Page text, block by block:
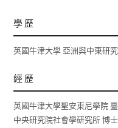
學歷
英國牛津大學 亞洲與中東研
經歷
英國牛津大學聖安東尼學院
中央研究院社會學研究所 博